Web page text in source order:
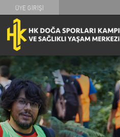
ÜYE GİRİŞİ